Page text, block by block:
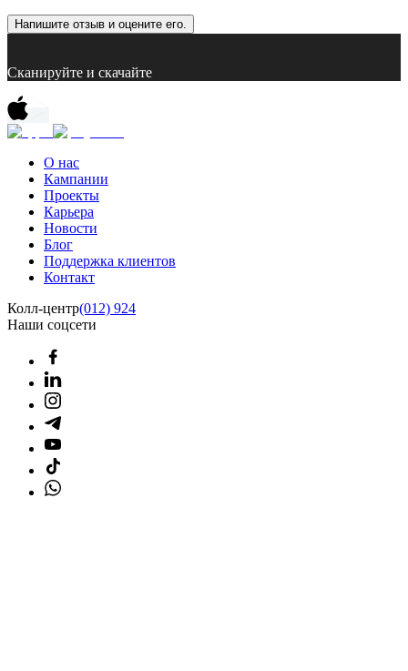
Напишите отзыв и оцените его.
Сканируйте и скачайте
О нас
Кампании
Проекты
Карьера
Новости
Блог
Поддержка клиентов
Контакт
Колл-центр(012) 924
Наши соцсети